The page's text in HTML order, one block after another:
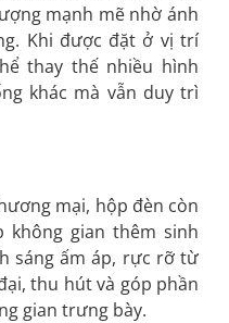
mạnh mẽ nhờ ánh
Khi được đặt ở vị trí
thay thế nhiều hình
khác mà vẫn duy trì
mại, hộp đèn còn
gian thêm sinh
sáng ấm áp, rực rỡ từ
thu hút và góp phần
gian trưng bày.